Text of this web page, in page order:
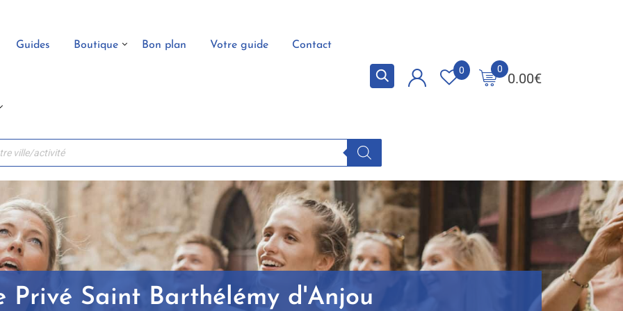
Guides Boutique Bon plan Votre guide Contact
0.00€
0
0
Privé Saint Barthélémy d'Anjou